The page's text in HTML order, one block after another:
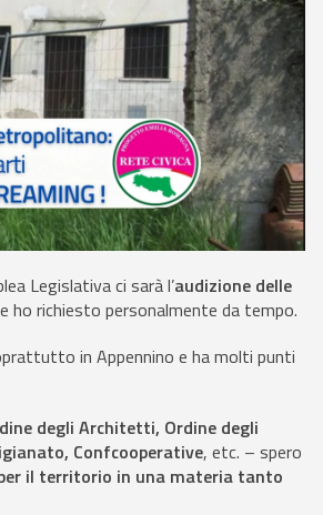
Legislativa ci sarà l’audizione delle
ho richiesto personalmente da tempo.
in Appennino e ha molti punti
degli Architetti, Ordine degli
Confcooperative, etc. – spero
il territorio in una materia tanto